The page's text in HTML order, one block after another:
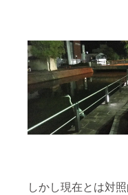
しかし現在とは対照